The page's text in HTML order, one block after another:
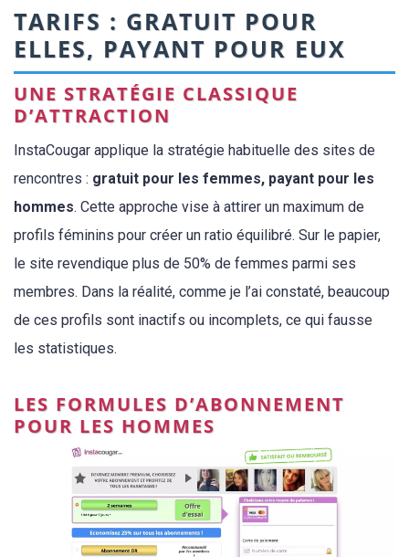
TARIFS : GRATUIT POUR
ELLES, PAYANT POUR EUX
UNE STRATÉGIE CLASSIQUE
D’ATTRACTION
InstaCougar applique la stratégie habituelle des sites de
rencontres : gratuit pour les femmes, payant pour les
hommes. Cette approche vise à attirer un maximum de
profils féminins pour créer un ratio équilibré. Sur le papier,
le site revendique plus de 50% de femmes parmi ses
membres. Dans la réalité, comme je l’ai constaté, beaucoup
de ces profils sont inactifs ou incomplets, ce qui fausse
les statistiques.
LES FORMULES D’ABONNEMENT
POUR LES HOMMES